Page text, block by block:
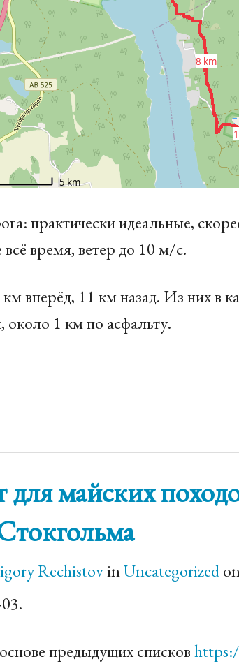
практически идеальные,
время, ветер до 10 м/c.
вперёд, 11 км назад. Из них в
1 км по асфальту.
для майских
RechistovinUncategorized
предыдущих списков